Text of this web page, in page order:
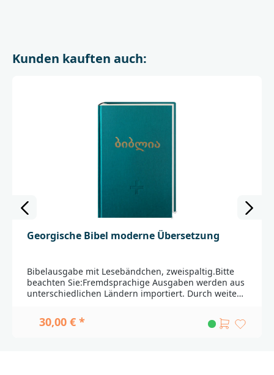
Kunden kauften auch:
Georgische Bibel moderne Übersetzung
Bibelausgabe mit Lesebändchen, zweispaltig.Bitte
beachten Sie:Fremdsprachige Ausgaben werden aus
unterschiedlichen Ländern importiert. Durch weite
auszuschließen. Außerdem haben nicht alle
Produkte die Qualität, die in Deutschland bei Bibeln
30,00 € *